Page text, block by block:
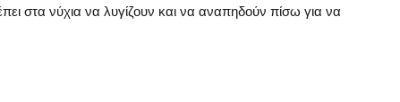
στα νύχια να λυγίζουν και να αναπηδούν πίσω για να